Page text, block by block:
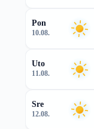
Pon
10.08.
Uto
11.08.
Sre
12.08.